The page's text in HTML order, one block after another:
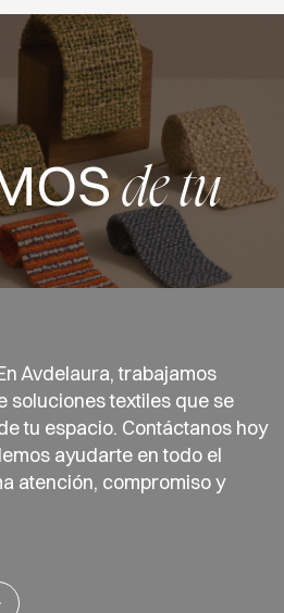
de tu
Avdelaura, trabajamos
soluciones textiles que se
tu espacio. Contáctanos hoy
ayudarte en todo el
atención, compromiso y